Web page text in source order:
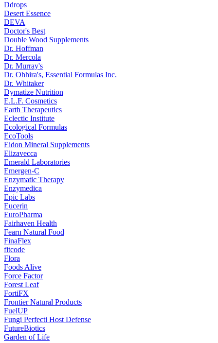
Ddrops
Desert Essence
DEVA
Doctor's Best
Double Wood Supplements
Dr. Hoffman
Dr. Mercola
Dr. Murray's
Dr. Ohhira's, Essential Formulas Inc.
Dr. Whitaker
Dymatize Nutrition
E.L.F. Cosmetics
Earth Therapeutics
Eclectic Institute
Ecological Formulas
EcoTools
Eidon Mineral Supplements
Elizavecca
Emerald Laboratories
Emergen-C
Enzymatic Therapy
Enzymedica
Epic Labs
Eucerin
EuroPharma
Fairhaven Health
Fearn Natural Food
FinaFlex
fitcode
Flora
Foods Alive
Force Factor
Forest Leaf
FortiFX
Frontier Natural Products
FuelUP
Fungi Perfecti Host Defense
FutureBiotics
Garden of Life